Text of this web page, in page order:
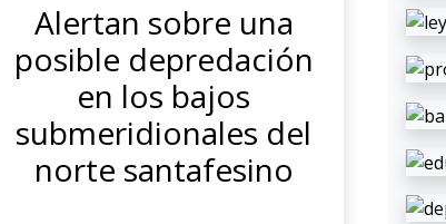
Alertan sobre una
posible depredación
en los bajos
submeridionales del
norte santafesino